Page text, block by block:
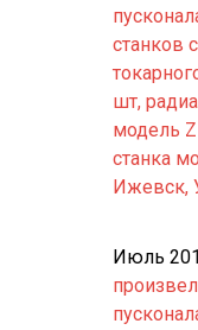
станков
шт,
модель
станка
Ижевск,
Июль